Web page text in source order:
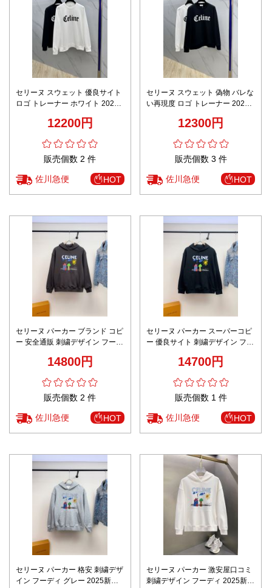
セリーヌ スウェット 優良サイト
ロゴ トレーナー ホワイト 2025
度 上質素材 高評価
12200円
販売個数 2 件
佐川急便 HOT
セリーヌ スウェット 偽物 バレな
い再現度 ロゴ トレーナー 2025
質素材 高評価12300円
販売個数 3 件
佐川急便 HOT
セリーヌ パーカー ブランド コピ
ー 安全通販 刺繍デザイン フーデ
高評価 快適な着心地
14800円
販売個数 2 件
佐川急便 HOT
セリーヌ パーカー スーパーコピ
ー 優良サイト 刺繍デザイン フー
ド 服 コピー 高評価
14700円
販売個数 1 件
佐川急便 HOT
セリーヌ パーカー 格安 刺繍デザ
イン フーディ グレー 2025新作
セリーヌ パーカー 激安屋口コミ
刺繍デザイン フーディ 2025新作